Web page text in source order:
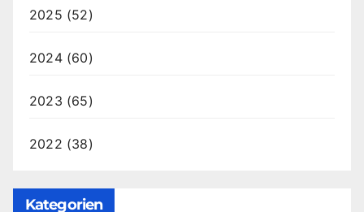
2025 (52)
2024(60)
2023 (65)
2022 (38)
Kategorien